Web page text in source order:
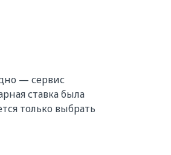
— сервис
ставка была
только выбрать